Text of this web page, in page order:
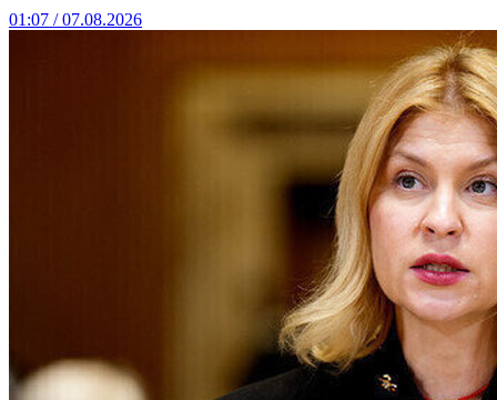
01:07 / 07.08.2026